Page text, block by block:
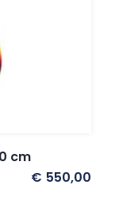
cm
€ 550,00